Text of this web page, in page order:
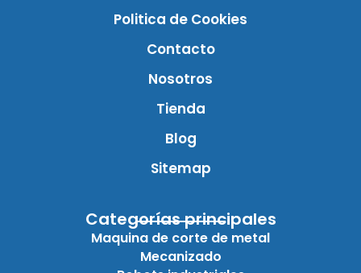
Politica de Cookies
Contacto
Nosotros
Tienda
Blog
Sitemap
Categorías principales
Maquina de corte de metal
Mecanizado